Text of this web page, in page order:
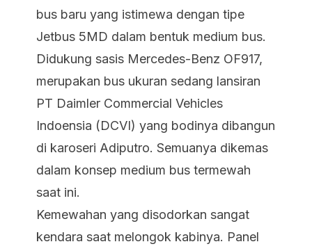
bus baru yang istimewa dengan tipe
Jetbus 5MD dalam bentuk medium bus.
Didukung sasis Mercedes-Benz OF917,
merupakan bus ukuran sedang lansiran
PT Daimler Commercial Vehicles
Indoensia (DCVI) yang bodinya dibangun
di karoseri Adiputro. Semuanya dikemas
dalam konsep medium bus termewah
saat ini.
Kemewahan yang disodorkan sangat
kendara saat melongok kabinya. Panel